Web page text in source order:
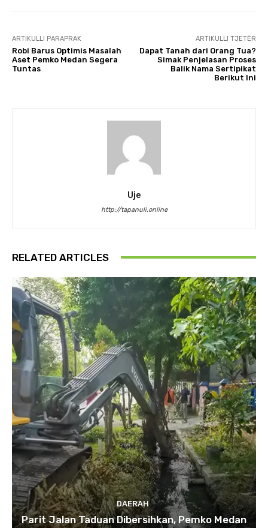
ARTIKULLI PARAPRAK
Robi Barus Optimis Masalah
Aset Pemko Medan Segera
Tuntas
ARTIKULLI TJETËR
Dapat Tanah dari Orang Tua?
Simak Penjelasan Proses
Balik Nama Sertipikat
Berikut Ini
Uje
http://tapanuli.online
RELATED ARTICLES
DAERAH
Parit Jalan Taduan Dibersihkan, Pemko Medan